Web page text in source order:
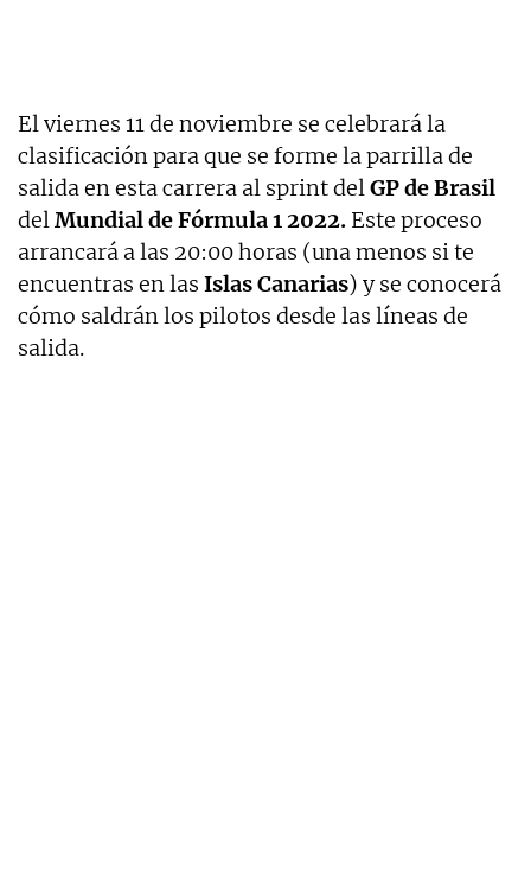
El viernes 11 de noviembre se celebrará la
clasificación para que se forme la parrilla de
salida en esta carrera al sprint delGP de Brasil
delMundial de Fórmula 1 2022. Este proceso
arrancará a las 20:00 horas (una menos si te
encuentras en las Islas Canarias) y se conocerá
cómo saldrán los pilotos desde las líneas de
salida.